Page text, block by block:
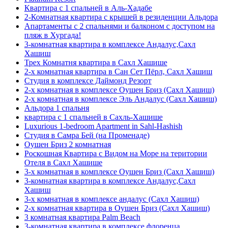
Квартира с 1 спальней в Аль-Хадабе
2-Комнатная квартира с крышей в резиденции Альдора
Апартаменты с 2 спальнями и балконом с доступом на
пляж в Хургада!
3-комнатная квартира в комплексе Андалус,Сахл
Хашиш
Трех Комнатня квартира в Сахл Хашише
2-х комнатная квартира в Сан Сет Пёрл, Сахл Хашиш
Студия в комплексе Даймонд Резорт
2-х комнатная в комплексе Оушен Бриз (Сахл Хашиш)
2-х комнатная в комплексе Эль Андалус (Сахл Хашиш)
Альдора 1 спальня
квартира с 1 спальней в Сахль-Хашише
Luxurious 1-bedroom Apartment in Sahl-Hashish
Студия в Самра Бей (на Променаде)
Оушен Бриз 2 комнатная
Роскошная Квартира с Видом на Море на територии
Отеля в Сахл Хашише
3-х комнатная в комплексе Оушен Бриз (Сахл Хашиш)
3-комнатная квартира в комплексе Андалус,Сахл
Хашиш
3-х комнатная в комплексе андалус (Сахл Хашиш)
2-х комнатная квартира в Оушен Бриз (Сахл Хашиш)
3 комнатная квартира Palm Beach
3-комнатная квартира в комплексе флоренца